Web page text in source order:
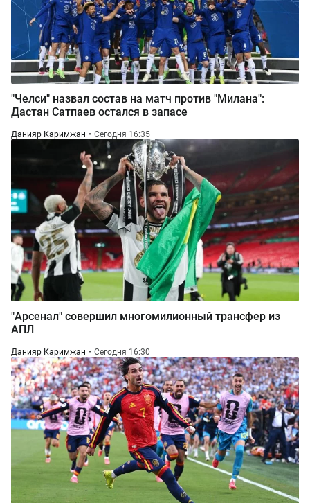
"Челси" назвал состав на матч против "Милана":
Дастан Сатпаев остался в запасе
Данияр Каримжан Сегодня 16:35
"Арсенал" совершил многомилионный трансфер из
АПЛ
Данияр Каримжан Сегодня 16:30